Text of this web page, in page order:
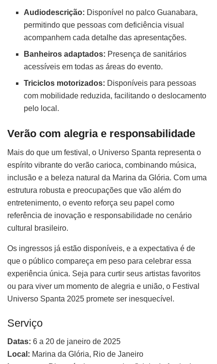
Audiodescrição: Disponível no palco Guanabara,
permitindo que pessoas com deficiência visual
acompanhem cada detalhe das apresentações.
Banheiros adaptados: Presença de sanitários
acessíveis em todas as áreas do evento.
Triciclos motorizados: Disponíveis para pessoas
com mobilidade reduzida, facilitando o deslocamento
pelo local.
Verão com alegria e responsabilidade
Mais do que um festival, o Universo Spanta representa o
espírito vibrante do verão carioca, combinando música,
inclusão e a beleza natural da Marina da Glória. Com uma
estrutura robusta e preocupações que vão além do
entretenimento, o evento reforça seu papel como
referência de inovação e responsabilidade no cenário
cultural brasileiro.
Os ingressos já estão disponíveis, e a expectativa é de
que o público compareça em peso para celebrar essa
experiência única. Seja para curtir seus artistas favoritos
ou para viver um momento de alegria e união, o Festival
Universo Spanta 2025 promete ser inesquecível.
Serviço
Datas: 6 a 20 de janeiro de 2025
Local: Marina da Glória, Rio de Janeiro